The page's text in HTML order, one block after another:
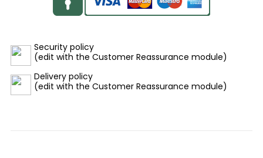
Security policy
(edit with the Customer Reassurance module)
Delivery policy
(edit with the Customer Reassurance module)